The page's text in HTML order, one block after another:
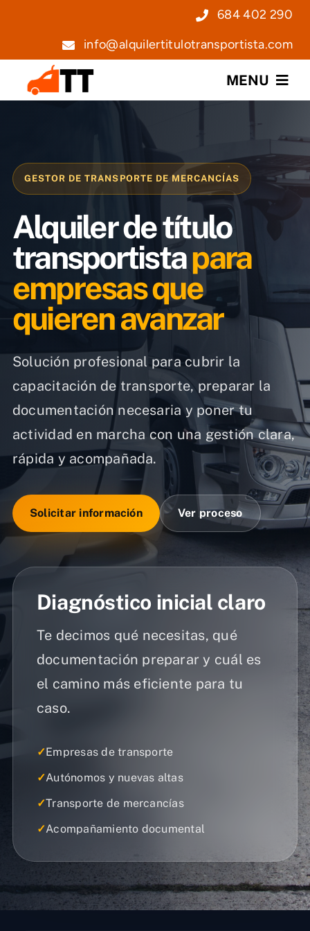
684 402 290
info@alquilertitulotransportista.com
MENU
Servicios
Noticias
Contacto
GESTOR DE TRANSPORTE DE MERCANCÍAS
Alquiler de título
transportistapara
empresas que
quieren avanzar
Solución profesional para cubrir la
capacitación de transporte, preparar la
documentación necesaria y poner tu
actividad en marcha con una gestión clara,
rápida y acompañada.
Solicitar información Ver proceso
Diagnóstico inicial claro
Te decimos qué necesitas, qué
documentación preparar y cuál es
el camino más eficiente para tu
caso.
✓Empresas de transporte
✓Autónomos y nuevas altas
✓Transporte de mercancías
✓Acompañamiento documental